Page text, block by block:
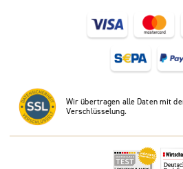
Wir übertragen alle Daten mit
Verschlüsselung.